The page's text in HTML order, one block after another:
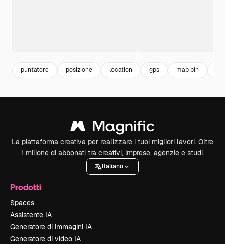
puntatore posizione location gps map pin
La piattaforma creativa per realizzare i tuoi migliori lavori. Oltre
1 milione di abbonati tra creativi, imprese, agenzie e studi.
Italiano
Prodotti
Spaces
Assistente IA
Generatore di immagini IA
Generatore di video IA